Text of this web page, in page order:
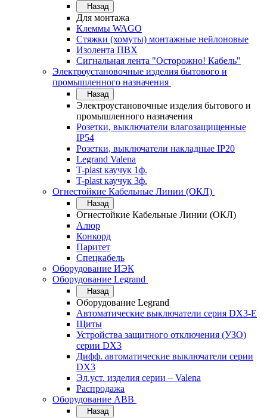
Назад
Для монтажа
Клеммы WAGO
Стяжки (хомуты) монтажные нейлоновые
Изолента ПВХ
Сигнальная лента "Осторожно! Кабель"
Электроустановочные изделия бытового и
промышленного назначения
Назад
Электроустановочные изделия бытового и
промышленного назначения
Розетки, выключатели влагозащищенные
IP54
Розетки, выключатели накладные IP20
Legrand Valena
T-plast каучук 1ф.
T-plast каучук 3ф.
Огнестойкие Кабельные Линии (ОКЛ)
Назад
Огнестойкие Кабельные Линии (ОКЛ)
Алюр
Конкорд
Паритет
Спецкабель
Оборудование ИЭК
Оборудование Legrand
Назад
Оборудование Legrand
Автоматические выключатели серия DX3-E
Щиты
Устройства защитного отключения (УЗО)
серии DX3
Дифф. автоматические выключатели серии
DX3
Эл.уст. изделия серии – Valena
Распродажа
Оборудование АВВ
Назад